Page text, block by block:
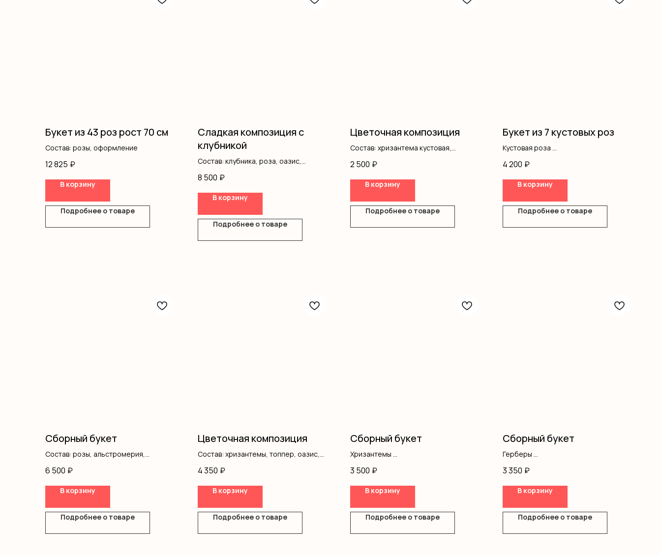
Букет из 43 роз рост 70 см
Состав: розы, оформление
12 825 ₽
В корзину
Подробнее о товаре
Сладкая композиция с
клубникой
Состав: клубника, роза, оазис,
8 500 ₽
В корзину
Подробнее о товаре
Цветочная композиция
Состав: хризантема кустовая,
2 500 ₽
В корзину
Подробнее о товаре
Букет из 7 кустовых роз
Кустовая роза
4 200 ₽
В корзину
Подробнее о товаре
Сборный букет
Состав: розы, альстромерия,
6 500 ₽
В корзину
Подробнее о товаре
Цветочная композиция
Состав: хризантемы, топпер, оазис,
4 350 ₽
В корзину
Подробнее о товаре
Сборный букет
Хризантемы
Оформление
3 500 ₽
В корзину
Подробнее о товаре
Сборный букет
Герберы
Альстромерия
Эустома
Хризантемы
Кустовая роза
Роза одноголовая
3 350 ₽
В корзину
Подробнее о товаре